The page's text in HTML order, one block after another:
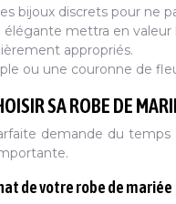
bijoux discrets pour ne
élégante mettra en
appropriés.
ou une couronne de
SA ROBE DE
demande du
de votre robe de mariée